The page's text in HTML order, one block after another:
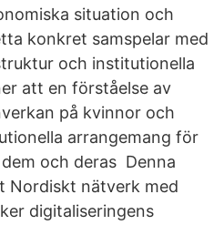
situation och
konkret samspelar med
och institutionella
att en förståelse av
på kvinnor och
arrangemang för
och deras Denna
Nordiskt nätverk med
digitaliseringens